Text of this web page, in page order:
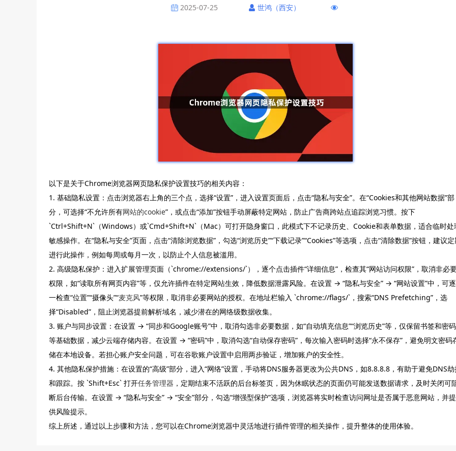
2025-07-25 世鸿（西安）
以下是关于Chrome浏览器网页隐私保护设置技巧的相关内容：
1. 基础隐私设置：点击浏览器右上角的三个点，选择“设置”，进入设置页面后，点击“隐私与安全”。在“Cookies和其他网站数据”部
分，可选择“不允许所有网站的cookie”，或点击“添加”按钮手动屏蔽特定网站，防止广告商跨站点追踪浏览习惯。按下
`Ctrl+Shift+N`（Windows）或`Cmd+Shift+N`（Mac）可打开隐身窗口，此模式下不记录历史、Cookie和表单数据，适合临时处
敏感操作。在“隐私与安全”页面，点击“清除浏览数据”，勾选“浏览历史”“下载记录”“Cookies”等选项，点击“清除数据”按钮，建议定
进行此操作，例如每周或每月一次，以防止个人信息被滥用。
2. 高级隐私保护：进入扩展管理页面（`chrome://extensions/`），逐个点击插件“详细信息”，检查其“网站访问权限”，取消非必
权限，如“读取所有网页内容”等，仅允许插件在特定网站生效，降低数据泄露风险。在设置 → “隐私与安全” → “网站设置”中，可逐
一检查“位置”“摄像头”“麦克风”等权限，取消非必要网站的授权。在地址栏输入 `chrome://flags/`，搜索“DNS Prefetching”，选
择“Disabled”，阻止浏览器提前解析域名，减少潜在的网络级数据收集。
3. 账户与同步设置：在设置 → “同步和Google账号”中，取消勾选非必要数据，如“自动填充信息”“浏览历史”等，仅保留书签和密码
等基础数据，减少云端存储内容。在设置 → “密码”中，取消勾选“自动保存密码”，每次输入密码时选择“永不保存”，避免明文密码
储在本地设备。若担心账户安全问题，可在谷歌账户设置中启用两步验证，增加账户的安全性。
4. 其他隐私保护措施：在设置的“高级”部分，进入“网络”设置，手动将DNS服务器更改为公共DNS，如8.8.8.8，有助于避免DNS
和跟踪。按 `Shift+Esc` 打开任务管理器 ，定期结束不活跃的后台标签页，因为休眠状态的页面仍可能发送数据请求，及时关闭可
断后台传输。在设置 → “隐私与安全” → “安全”部分，勾选“增强型保护”选项，浏览器将实时检查访问网址是否属于恶意网站，并提
供风险提示。
综上所述，通过以上步骤和方法，您可以在Chrome浏览器中灵活地进行插件管理的相关操作，提升整体的使用体验。